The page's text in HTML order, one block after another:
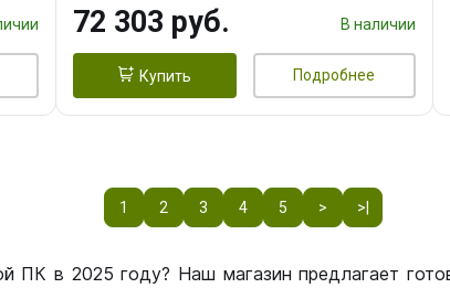
960 ГБ SSD)
72 303 руб. В наличии
Купить Подробнее
1 2 3 4 5 > >|
ПК в 2025 году? Наш магазин предлагает